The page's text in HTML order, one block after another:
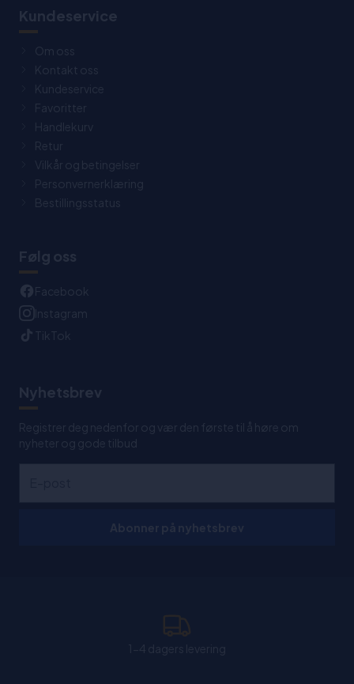
Kundeservice
Om oss
Kontakt oss
Kundeservice
Favoritter
Handlekurv
Retur
Vilkår og betingelser
Personvernerklæring
Bestillingsstatus
Følg oss
Facebook
Instagram
TikTok
Nyhetsbrev
Registrer deg nedenfor og vær den første til å høre om
nyheter og gode tilbud